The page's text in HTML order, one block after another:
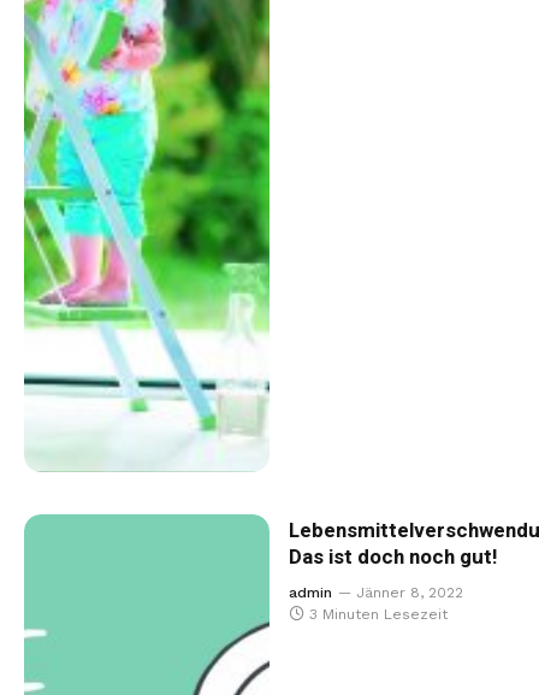
Das ist doch noch gut!
admin
Jänner 8, 2022
3 Minuten Lesezeit